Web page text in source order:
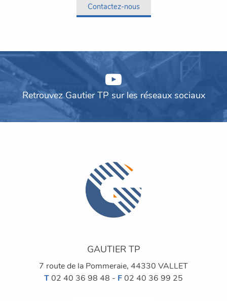
Contactez-nous
Retrouvez Gautier TP sur les réseaux sociaux
GAUTIER TP
7 route de la Pommeraie, 44330 VALLET
Téléphone:
02 40 36 98 48 - Fax:
02 40 36 99 25